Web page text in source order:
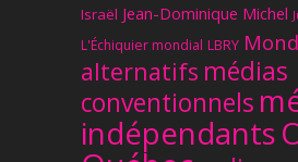
Israël Jean-Dominique Michel
L'Échiquier mondial LBRY
alternatifs médias
conventionnels
indépendants